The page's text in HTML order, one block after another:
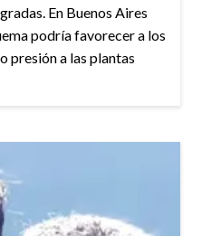
En Buenos Aires
podría favorecer a los
presión a las plantas